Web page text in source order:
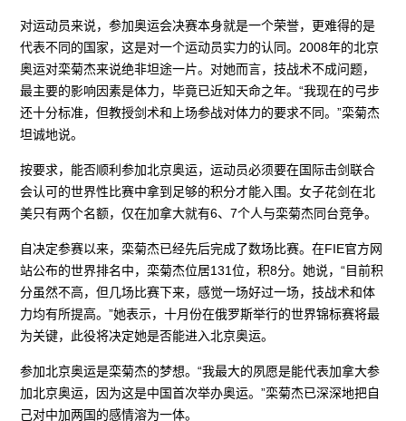
对运动员来说，参加奥运会决赛本身就是一个荣誉，更难得的是
代表不同的国家，这是对一个运动员实力的认同。2008年的北京
奥运对栾菊杰来说绝非坦途一片。对她而言，技战术不成问题，
最主要的影响因素是体力，毕竟已近知天命之年。“我现在的弓步
还十分标准，但教授剑术和上场参战对体力的要求不同。”栾菊杰
坦诚地说。
按要求，能否顺利参加北京奥运，运动员必须要在国际击剑联合
会认可的世界性比赛中拿到足够的积分才能入围。女子花剑在北
美只有两个名额，仅在加拿大就有6、7个人与栾菊杰同台竞争。
自决定参赛以来，栾菊杰已经先后完成了数场比赛。在FIE官方网
站公布的世界排名中，栾菊杰位居131位，积8分。她说，“目前积
分虽然不高，但几场比赛下来，感觉一场好过一场，技战术和体
力均有所提高。”她表示，十月份在俄罗斯举行的世界锦标赛将最
为关键，此役将决定她是否能进入北京奥运。
参加北京奥运是栾菊杰的梦想。“我最大的夙愿是能代表加拿大参
加北京奥运，因为这是中国首次举办奥运。”栾菊杰已深深地把自
己对中加两国的感情溶为一体。